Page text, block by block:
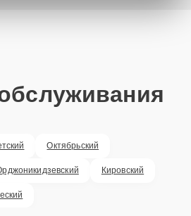
Октябрьский
Кировский